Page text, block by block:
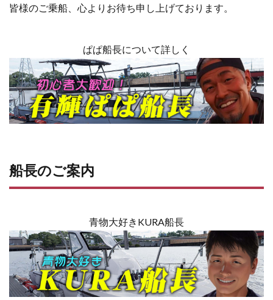
皆様のご乗船、心よりお待ち申し上げております。
ぱぱ船長について詳しく
船長のご案内
青物大好きKURA船長